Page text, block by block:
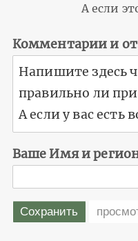
А если
Комментарии и
Ваше Имя и